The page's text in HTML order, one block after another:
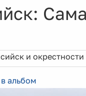
и окрестности
альбом